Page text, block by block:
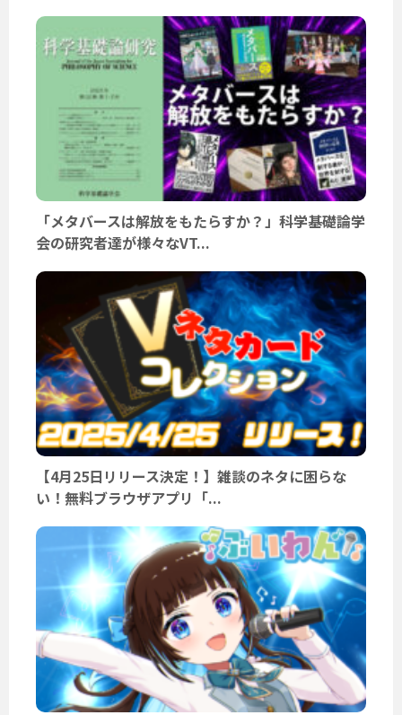
「メタバースは解放をもたらすか？」科学基礎論学
会の研究者達が様々なVT...
【4月25日リリース決定！】雑談のネタに困らな
い！無料ブラウザアプリ「...